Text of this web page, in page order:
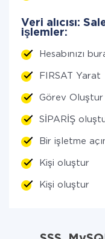
Veri alıcısı:
işlemler:
Hesabınızı
FIRSAT Yarat
Görev Oluştur
SİPARİŞ
Bir işletme
Kişi oluştur
Kişi oluştur